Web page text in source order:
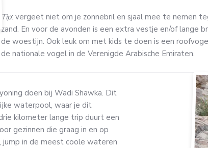
Tip: vergeet niet om je zonnebril en sjaal mee te nemen
zand. En voor de avonden is een extra vestje en/of lange
de woestijn. Ook leuk om met kids te doen is een
de nationale vogel in de Verenigde Arabische Emiraten.
doen bij Wadi Shawka. Dit
waterpool, waar je dit
kilometer lange trip duurt een
gezinnen die graag in en op
in de meest coole wateren